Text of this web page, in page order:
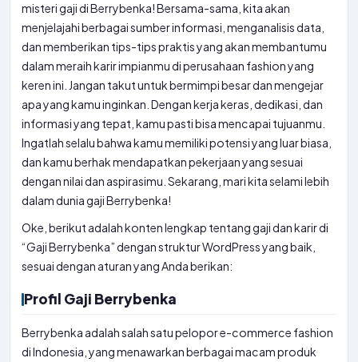
misteri gaji di Berrybenka! Bersama-sama, kita akan
menjelajahi berbagai sumber informasi, menganalisis data,
dan memberikan tips-tips praktis yang akan membantumu
dalam meraih karir impianmu di perusahaan fashion yang
keren ini. Jangan takut untuk bermimpi besar dan mengejar
apa yang kamu inginkan. Dengan kerja keras, dedikasi, dan
informasi yang tepat, kamu pasti bisa mencapai tujuanmu.
Ingatlah selalu bahwa kamu memiliki potensi yang luar biasa,
dan kamu berhak mendapatkan pekerjaan yang sesuai
dengan nilai dan aspirasimu. Sekarang, mari kita selami lebih
dalam dunia gaji Berrybenka!
Oke, berikut adalah konten lengkap tentang gaji dan karir di
“Gaji Berrybenka” dengan struktur WordPress yang baik,
sesuai dengan aturan yang Anda berikan:
Profil Gaji Berrybenka
Berrybenka adalah salah satu pelopor e-commerce fashion
di Indonesia, yang menawarkan berbagai macam produk